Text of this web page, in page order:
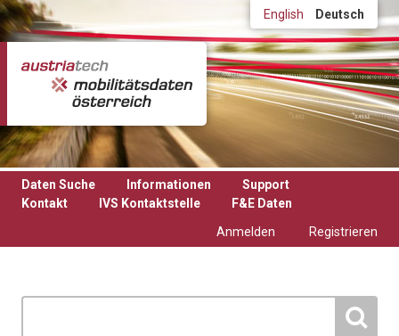
Direkt zum Inhalt English Deutsch
Daten Suche Informationen
Support
Kontakt
IVS Kontaktstelle
F&E Daten
Anmelden
Registrieren